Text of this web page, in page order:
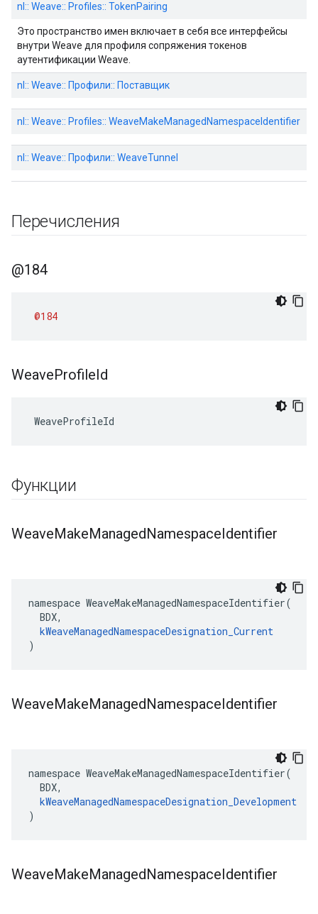
nl:: Weave:: Profiles:: TokenPairing
Это пространство имен включает в себя все интерфейсы
внутри Weave для профиля сопряжения токенов
аутентификации Weave.
nl:: Weave:: Профили:: Поставщик
nl:: Weave:: Profiles:: WeaveMakeManagedNamespaceIdentifier
nl:: Weave:: Профили:: WeaveTunnel
Перечисления
@184
@184
WeaveProfileId
WeaveProfileId
Функции
WeaveMakeManagedNamespaceIdentifier
namespace WeaveMakeManagedNamespaceIdentifier(
  BDX,
kWeaveManagedNamespaceDesignation_Current
)
WeaveMakeManagedNamespaceIdentifier
namespace WeaveMakeManagedNamespaceIdentifier(
  BDX,
kWeaveManagedNamespaceDesignation_Development
)
WeaveMakeManagedNamespaceIdentifier